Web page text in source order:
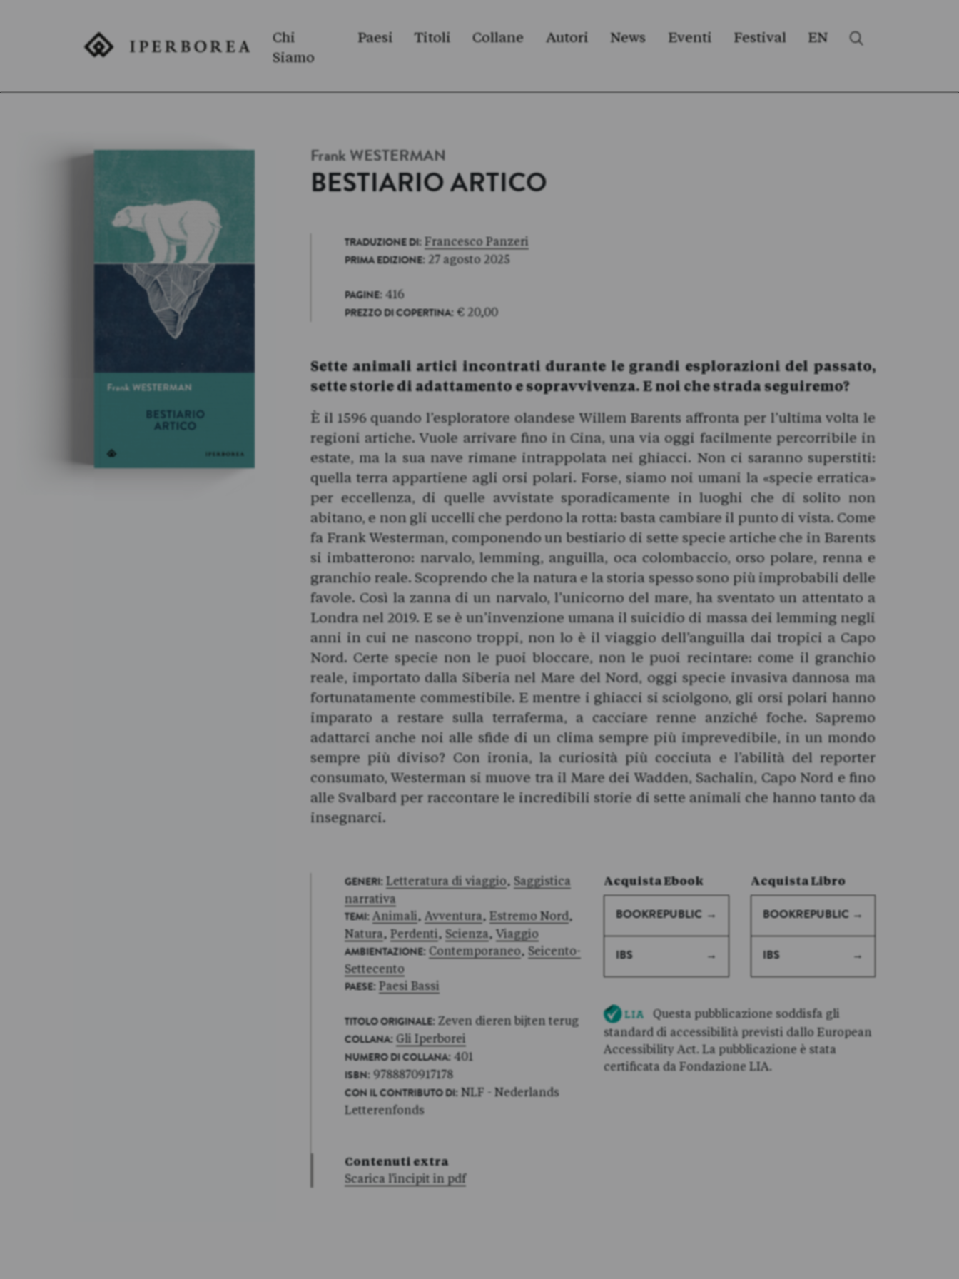
Chi
Siamo
Paesi Titoli Collane Autori News Eventi Festival EN
Frank WESTERMAN
BESTIARIO ARTICO
TRADUZIONE DI: Francesco Panzeri
PRIMA EDIZIONE: 27 agosto 2025
PAGINE: 416
PREZZO DI COPERTINA: € 20,00
Sette animali artici incontrati durante le grandi esplorazioni del passato,
sette storie di adattamento e sopravvivenza. E noi che strada seguiremo?
È il 1596 quando l’esploratore olandese Willem Barents affronta per l’ultima volta le
regioni artiche. Vuole arrivare fino in Cina, una via oggi facilmente percorribile in
estate, ma la sua nave rimane intrappolata nei ghiacci. Non ci saranno superstiti:
quella terra appartiene agli orsi polari. Forse, siamo noi umani la «specie erratica»
per eccellenza, di quelle avvistate sporadicamente in luoghi che di solito non
abitano, e non gli uccelli che perdono la rotta: basta cambiare il punto di vista. Come
fa Frank Westerman, componendo un bestiario di sette specie artiche che in Barents
si imbatterono: narvalo, lemming, anguilla, oca colombaccio, orso polare, renna e
granchio reale. Scoprendo che la natura e la storia spesso sono più improbabili delle
favole. Così la zanna di un narvalo, l’unicorno del mare, ha sventato un attentato a
Londra nel 2019. E se è un’invenzione umana il suicidio di massa dei lemming negli
anni in cui ne nascono troppi, non lo è il viaggio dell’anguilla dai tropici a Capo
Nord. Certe specie non le puoi bloccare, non le puoi recintare: come il granchio
reale, importato dalla Siberia nel Mare del Nord, oggi specie invasiva dannosa ma
fortunatamente commestibile. E mentre i ghiacci si sciolgono, gli orsi polari hanno
imparato a restare sulla terraferma, a cacciare renne anziché foche. Sapremo
adattarci anche noi alle sfide di un clima sempre più imprevedibile, in un mondo
sempre più diviso? Con ironia, la curiosità più cocciuta e l’abilità del reporter
consumato, Westerman si muove tra il Mare dei Wadden, Sachalin, Capo Nord e fino
alle Svalbard per raccontare le incredibili storie di sette animali che hanno tanto da
insegnarci.
GENERI: Letteratura di viaggio, Saggistica
narrativa
TEMI: Animali, Avventura, Estremo Nord ,
Natura, Perdenti, Scienza, Viaggio
AMBIENTAZIONE: Contemporaneo, Seicento-
Settecento
PAESE: Paesi Bassi
TITOLO ORIGINALE: Zeven dieren bijten terug
COLLANA: Gli Iperborei
NUMERO DI COLLANA: 401
ISBN: 9788870917178
CON IL CONTRIBUTO DI: NLF - Nederlands
Letterenfonds
Contenuti extra
Scarica l'incipit in pdf
Acquista Ebook
BOOKREPUBLIC
IBS
Acquista Libro
BOOKREPUBLIC
IBS
Questa pubblicazione soddisfa gli
standard di accessibilità previsti dallo European
Accessibility Act. La pubblicazione è stata
certificata da Fondazione LIA.